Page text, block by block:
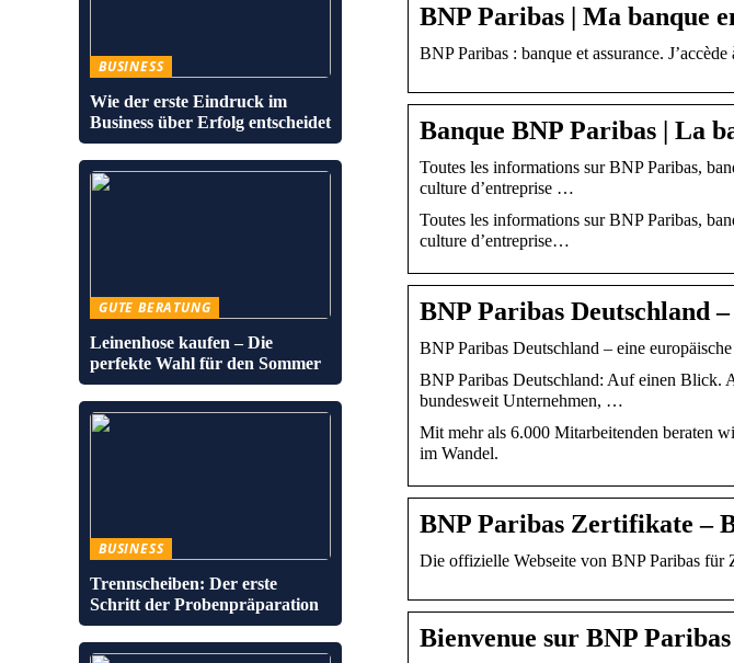
BNP Paribas | Ma banque
BNP Paribas : banque et assurance.
Banque BNP Paribas | La
Toutes les informations sur BNP Paribas,
culture d’entreprise …
Toutes les informations sur BNP Paribas,
culture d’entreprise…
BNP Paribas Deutschland
BNP Paribas Deutschland – eine
BNP Paribas Deutschland: Auf einen Blick.
bundesweit Unternehmen, …
Mit mehr als 6.000 Mitarbeitenden beraten
im Wandel.
BNP Paribas Zertifikate –
Die offizielle Webseite von BNP Paribas
Bienvenue sur BNP
BUSINESS
Wie der erste Eindruck im
Business über Erfolg entscheidet
GUTE BERATUNG
Leinenhose kaufen – Die
perfekte Wahl für den Sommer
BUSINESS
Trennscheiben: Der erste
Schritt der Probenpräparation